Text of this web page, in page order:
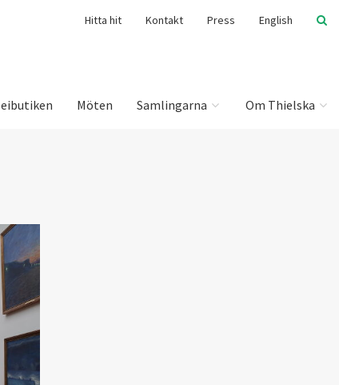
Hitta hit Kontakt Press English
Möten Samlingarna Om Thielska